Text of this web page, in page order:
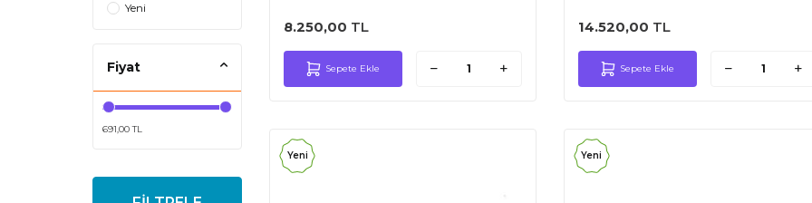
Yeni
Fiyat
691,00 TL
8.250,00 TL
Sepete Ekle
14.520,00 TL
Sepete Ekle
Yeni Yeni